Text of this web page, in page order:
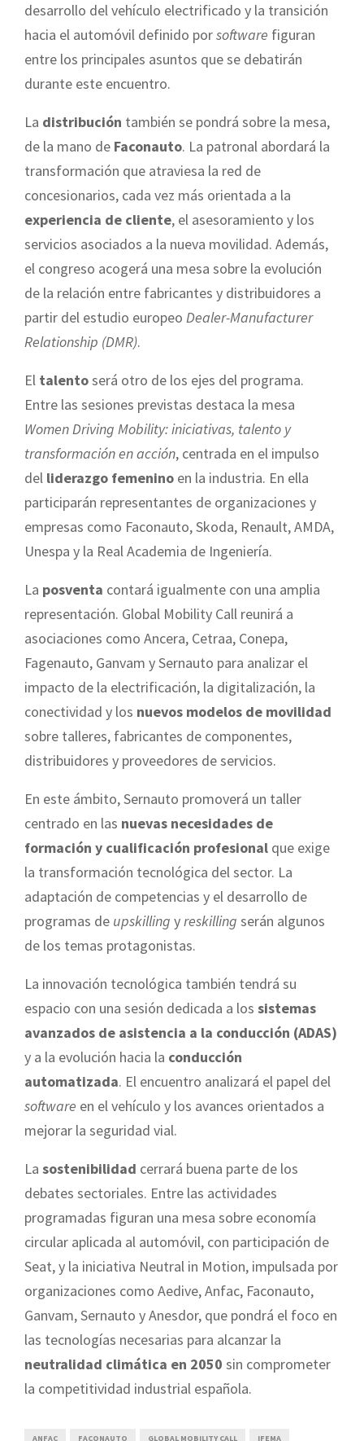
desarrollo del vehículo electrificado y la transición
hacia el automóvil definido porsoftware figuran
entre los principales asuntos que se debatirán
durante este encuentro.
La distribución también se pondrá sobre la mesa,
de la mano de Faconauto. La patronal abordará la
transformación que atraviesa la red de
concesionarios, cada vez más orientada a la
experiencia de cliente, el asesoramiento y los
servicios asociados a la nueva movilidad. Además,
el congreso acogerá una mesa sobre la evolución
de la relación entre fabricantes y distribuidores a
partir del estudio europeo Dealer-Manufacturer
Relationship (DMR).
El talentoserá otro de los ejes del programa.
Entre las sesiones previstas destaca la mesa
Women Driving Mobility: iniciativas, talento y
transformación en acción, centrada en el impulso
del liderazgo femenino en la industria. En ella
participarán representantes de organizaciones y
empresas como Faconauto, Skoda, Renault, AMDA,
Unespa y la Real Academia de Ingeniería.
La posventa contará igualmente con una amplia
representación. Global Mobility Call reunirá a
asociaciones como Ancera, Cetraa, Conepa,
Fagenauto, Ganvam y Sernauto para analizar el
impacto de la electrificación, la digitalización, la
conectividad y los nuevos modelos de movilidad
sobre talleres, fabricantes de componentes,
distribuidores y proveedores de servicios.
En este ámbito, Sernauto promoverá un taller
centrado en las nuevas necesidades de
formación y cualificación profesional que exige
la transformación tecnológica del sector. La
adaptación de competencias y el desarrollo de
programas de upskilling yreskilling serán algunos
de los temas protagonistas.
La innovación tecnológica también tendrá su
espacio con una sesión dedicada a los sistemas
avanzados de asistencia a la conducción (ADAS)
y a la evolución hacia la conducción
automatizada. El encuentro analizará el papel del
software en el vehículo y los avances orientados a
mejorar la seguridad vial.
La sostenibilidad cerrará buena parte de los
debates sectoriales. Entre las actividades
programadas figuran una mesa sobre economía
circular aplicada al automóvil, con participación de
Seat, y la iniciativa Neutral in Motion, impulsada por
organizaciones como Aedive, Anfac, Faconauto,
Ganvam, Sernauto y Anesdor, que pondrá el foco en
las tecnologías necesarias para alcanzar la
neutralidad climática en 2050 sin comprometer
la competitividad industrial española.
ANFAC FACONAUTO GLOBAL MOBILITY CALL IFEMA